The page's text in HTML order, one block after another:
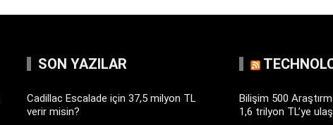
SON YAZILAR
Cadillac Escalade için 37,5 milyon TL
verir misin?
Bilişim 500
1,6 trilyon TL’ye